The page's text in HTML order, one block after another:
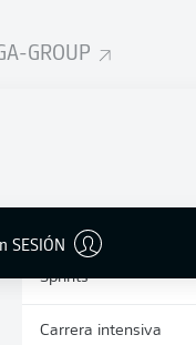
GROUP
SESIÓN
Sprints
Carrera intensiva